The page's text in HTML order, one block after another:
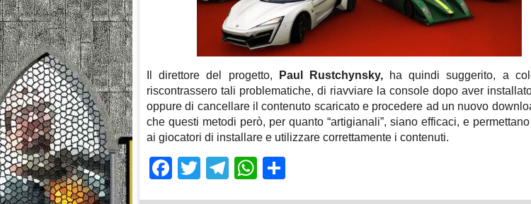
Il direttore del progetto, Paul Rustchynsky,
ha quindi suggerito, a
riscontrassero tali problematiche, di riavviare la console dopo aver
oppure di cancellare il contenuto scaricato e procedere ad un nuovo
che questi metodi però, per quanto “artigianali”, siano efficaci, e
ai giocatori di installare e utilizzare correttamente i contenuti.
Facebook
TwitterTelegram
WhatsApp